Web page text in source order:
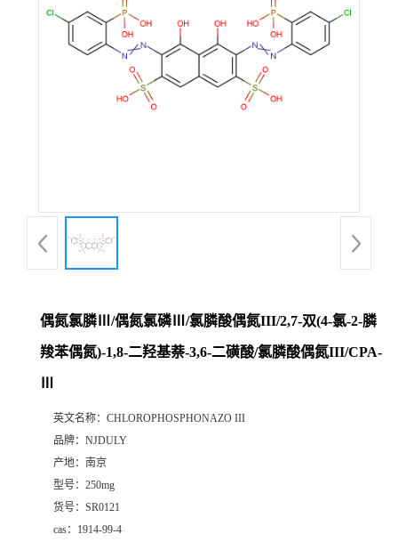
偶氮氯膦Ⅲ/偶氮氯磷Ⅲ/氯膦酸偶氮III/2,7-双(4-氯-2-膦
羧苯偶氮)-1,8-二羟基萘-3,6-二磺酸/氯膦酸偶氮III/CPA-
英文名称： CHLOROPHOSPHONAZO III
品牌： NJDULY
产地： 南京
型号： 250mg
货号： SR0121
cas： 1914-99-4